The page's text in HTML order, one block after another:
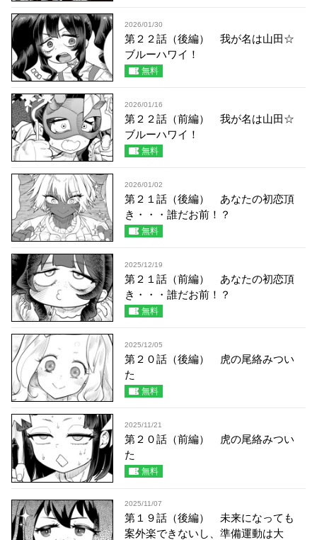
2026/01/30
第２２話（後編） 我が名は山田☆
ブルーハワイ！
無料
2026/01/16
第２２話（前編） 我が名は山田☆
ブルーハワイ！
無料
2026/01/02
第２１話（後編） あなたの初恋頂
き・・・誰だお前！？
無料
2025/12/19
第２１話（前編） あなたの初恋頂
き・・・誰だお前！？
無料
2025/12/05
第２０話（後編） 虎の尾絡みつい
た
無料
2025/11/21
第２０話（前編） 虎の尾絡みつい
た
無料
2025/11/07
第１９話（後編） 未来になっても
案外楽できないし、準備運動は大